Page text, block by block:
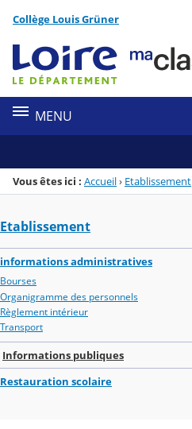
Menu de la rubrique
Contenu
Collège Louis Grüner
MENU
Vous êtes ici : Accueil› Etablissement
Etablissement
informations administratives
Bourses
Organigramme des personnels
Règlement intérieur
Transport
Informations publiques
Restauration scolaire